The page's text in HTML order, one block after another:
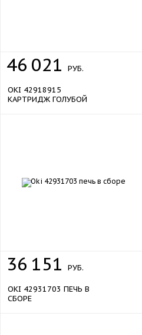
46 021 РУБ.
OKI 42918915
КАРТРИДЖ ГОЛУБОЙ
36 151 РУБ.
OKI 42931703 ПЕЧЬ В
СБОРЕ